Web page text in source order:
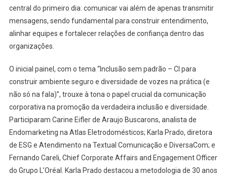
central do primeiro dia: comunicar vai além de apenas transmitir
mensagens, sendo fundamental para construir entendimento,
alinhar equipes e fortalecer relações de confiança dentro das
organizações.
O inicial painel, com o tema “Inclusão sem padrão – CI para
construir ambiente seguro e diversidade de vozes na prática (e
não só na fala)”, trouxe à tona o papel crucial da comunicação
corporativa na promoção da verdadeira inclusão e diversidade.
Participaram Carine Eifler de Araujo Buscarons, analista de
Endomarketing na Atlas Eletrodomésticos; Karla Prado, diretora
de ESG e Atendimento na Textual Comunicação e DiversaCom; e
Fernando Careli, Chief Corporate Affairs and Engagement Officer
do Grupo L’Oréal. Karla Prado destacou a metodologia de 30 anos